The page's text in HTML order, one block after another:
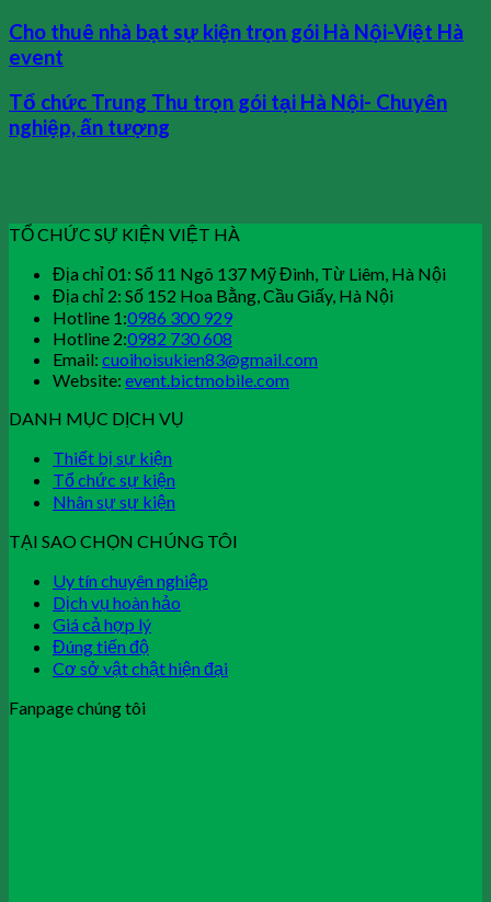
Cho thuê nhà bạt sự kiện trọn gói Hà Nội-Việt Hà
event
Tổ chức Trung Thu trọn gói tại Hà Nội- Chuyên
nghiệp, ấn tượng
TỔ CHỨC SỰ KIỆN VIỆT HÀ
Địa chỉ 01: Số 11 Ngõ 137 Mỹ Đình, Từ Liêm, Hà Nội
Địa chỉ 2: Số 152 Hoa Bằng, Cầu Giấy, Hà Nội
Hotline 1:0986 300 929
Hotline 2:0982 730 608
Email: cuoihoisukien83@gmail.com
Website: event.bictmobile.com
DANH MỤC DỊCH VỤ
Thiết bị sự kiện
Tổ chức sự kiện
Nhân sự sự kiện
TẠI SAO CHỌN CHÚNG TÔI
Uy tín chuyên nghiệp
Dịch vụ hoàn hảo
Giá cả hợp lý
Đúng tiến độ
Cơ sở vật chật hiện đại
Fanpage chúng tôi